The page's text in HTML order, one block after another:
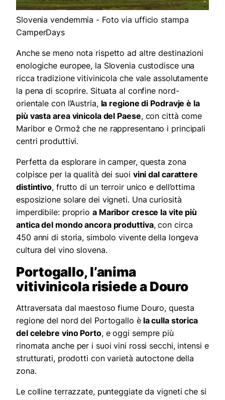
Slovenia vendemmia - Foto via ufficio stampa
CamperDays
Anche se meno nota rispetto ad altre destinazioni
enologiche europee, la Slovenia custodisce una
ricca tradizione vitivinicola che vale assolutamente
la pena di scoprire. Situata al confine nord-
orientale con l’Austria, la regione di Podravje è la
più vasta area vinicola del Paese, con città come
Maribor e Ormož che ne rappresentano i principali
centri produttivi.
Perfetta da esplorare in camper, questa zona
colpisce per la qualità dei suoi vini dal carattere
distintivo, frutto di un terroir unico e dell’ottima
esposizione solare dei vigneti. Una curiosità
imperdibile: proprio a Maribor cresce la vite più
antica del mondo ancora produttiva, con circa
450 anni di storia, simbolo vivente della longeva
cultura del vino slovena.
Portogallo, l’anima
vitivinicola risiede a Douro
Attraversata dal maestoso fiume Douro, questa
regione del nord del Portogallo èla culla storica
del celebre vino Porto, e oggi sempre più
rinomata anche per i suoi vini rossi secchi, intensi e
strutturati, prodotti con varietà autoctone della
zona.
Le colline terrazzate, punteggiate da vigneti che si